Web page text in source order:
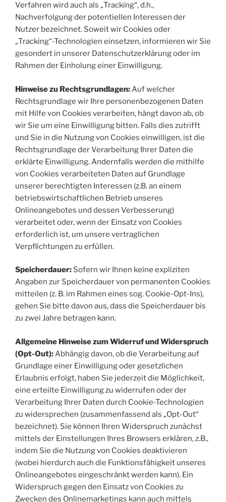
Verfahren wird auch als „Tracking“, d.h.,
Nachverfolgung der potentiellen Interessen der
Nutzer bezeichnet. Soweit wir Cookies oder
„Tracking“-Technologien einsetzen, informieren wir Sie
gesondert in unserer Datenschutzerklärung oder im
Rahmen der Einholung einer Einwilligung.
Hinweise zu Rechtsgrundlagen: Auf welcher
Rechtsgrundlage wir Ihre personenbezogenen Daten
mit Hilfe von Cookies verarbeiten, hängt davon ab, ob
wir Sie um eine Einwilligung bitten. Falls dies zutrifft
und Sie in die Nutzung von Cookies einwilligen, ist die
Rechtsgrundlage der Verarbeitung Ihrer Daten die
erklärte Einwilligung. Andernfalls werden die mithilfe
von Cookies verarbeiteten Daten auf Grundlage
unserer berechtigten Interessen (z.B. an einem
betriebswirtschaftlichen Betrieb unseres
Onlineangebotes und dessen Verbesserung)
verarbeitet oder, wenn der Einsatz von Cookies
erforderlich ist, um unsere vertraglichen
Verpflichtungen zu erfüllen.
Speicherdauer: Sofern wir Ihnen keine expliziten
Angaben zur Speicherdauer von permanenten Cookies
mitteilen (z. B. im Rahmen eines sog. Cookie-Opt-Ins),
gehen Sie bitte davon aus, dass die Speicherdauer bis
zu zwei Jahre betragen kann.
Allgemeine Hinweise zum Widerruf und Widerspruch
(Opt-Out): Abhängig davon, ob die Verarbeitung auf
Grundlage einer Einwilligung oder gesetzlichen
Erlaubnis erfolgt, haben Sie jederzeit die Möglichkeit,
eine erteilte Einwilligung zu widerrufen oder der
Verarbeitung Ihrer Daten durch Cookie-Technologien
zu widersprechen (zusammenfassend als „Opt-Out“
bezeichnet). Sie können Ihren Widerspruch zunächst
mittels der Einstellungen Ihres Browsers erklären, z.B.,
indem Sie die Nutzung von Cookies deaktivieren
(wobei hierdurch auch die Funktionsfähigkeit unseres
Onlineangebotes eingeschränkt werden kann). Ein
Widerspruch gegen den Einsatz von Cookies zu
Zwecken des Onlinemarketings kann auch mittels